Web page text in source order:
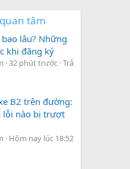
tâm
lâu? Những
khi đăng ký
32 phút trước Trả
B2 trên đường:
lỗi nào bị trượt
Hôm nay lúc 18:52